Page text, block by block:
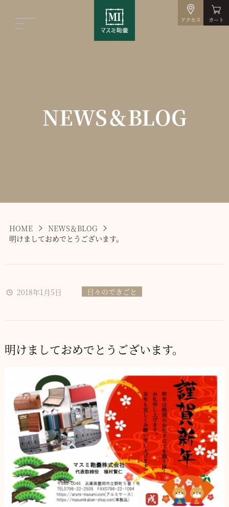
アクセス カート
NEWS＆BLOG
HOME
NEWS＆BLOG
明けましておめでとうございます。
2018年1月5日 日々のできごと
明けましておめでとうございます。